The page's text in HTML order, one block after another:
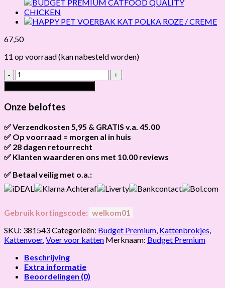
67,50
11 op voorraad (kan nabesteld worden)
BUDGET
PREMIUM
CATFOOD
QUALITY
FISH
Onze beloftes
✅ Verzendkosten 5,95 & GRATIS v.a. 45.00
Brievenbus verzendingen zijn 3,95, een pakket 5,95 en
bestellingen v.a. 45,00 worden gratis verzonden.
✅ Op voorraad = morgen al in huis
Als het product op voorraad is en je bestelt vóór 13:00, wordt
hetvandaag nog verzonden.
✅ 28 dagen retourrecht
Niet tevreden? Geen probleem! Je hebt28 dagen
✅ Klanten waarderen ons met 10.00 reviews
✅ Betaal veilig met o.a.:
Gebruik kortingscode: welkom01
SKU: 381543Categorieën: Budget Premium Kattenbrokjes
Kattenvoer, Voer voor katten Merknaam: Budget Premium
Beschrijving
Extra informatie
Beoordelingen (0)